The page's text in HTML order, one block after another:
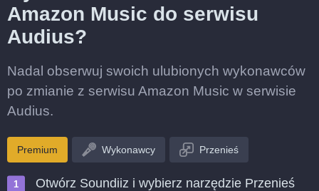
Amazon Music do serwisu
Audius?
Nadal obserwuj swoich ulubionych wykonawców
po zmianie z serwisu Amazon Music w serwisie
Audius.
Premium Wykonawcy Przenieś
Otwórz Soundiiz i wybierz narzędzie Przenieś